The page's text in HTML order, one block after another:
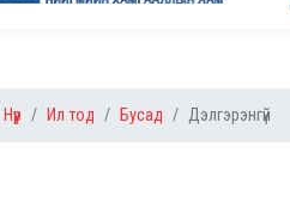
Нүүр Ил тод Бусад Дэлгэрэнгүй